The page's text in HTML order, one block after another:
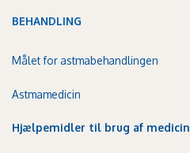
BEHANDLING
Målet for astmabehandlingen
Astmamedicin
Hjælpemidler til brug af medicin